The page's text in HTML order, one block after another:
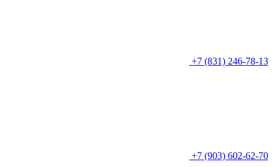
+7 (831) 246-78-13
+7 (903) 602-62-70